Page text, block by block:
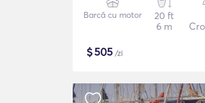
Barcă cu motor
20 ft
6 m
$505 /zi